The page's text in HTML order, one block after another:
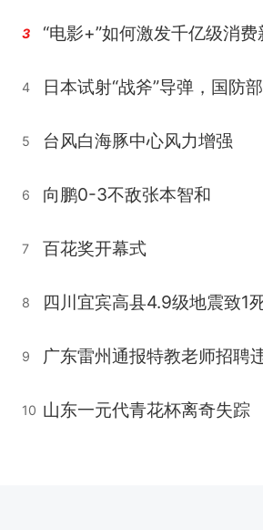
3
4 日本试射“战斧”导弹，国防
5 台风白海豚中心风力增强
6 向鹏0-3不敌张本智和
7 百花奖开幕式
8 四川宜宾高县4.9级地震致1
9
10 山东一元代青花杯离奇失踪